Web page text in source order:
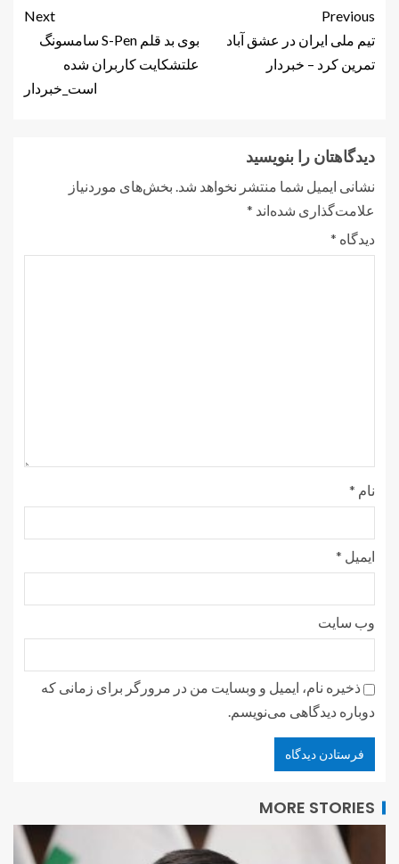
Previous
تیم ملی ایران در عشق آباد
تمرین کرد – خبردار
Next
بوی بد قلم S-Pen سامسونگ
علتشکایت کاربران شده
است_خبردار
دیدگاهتان را بنویسید
نشانی ایمیل شما منتشر نخواهد شد. بخش‌های موردنیاز
علامت‌گذاری شده‌اند *
دیدگاه *
نام *
ایمیل *
وب‌ سایت
ذخیره نام، ایمیل و وبسایت من در مرورگر برای زمانی که
دوباره دیدگاهی می‌نویسم.
MORE STORIES